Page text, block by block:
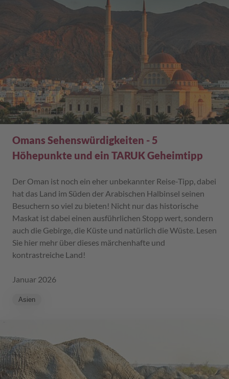
Omans Sehenswürdigkeiten - 5
Höhepunkte und ein TARUK Geheimtipp
Der Oman ist noch ein eher unbekannter Reise-Tipp, dabei
hat das Land im Süden der Arabischen Halbinsel seinen
Besuchern so viel zu bieten! Nicht nur das historische
Maskat ist dabei einen ausführlichen Stopp wert, sondern
auch die Gebirge, die Küste und natürlich die Wüste. Lesen
Sie hier mehr über dieses märchenhafte und
kontrastreiche Land!
Januar 2026
Asien